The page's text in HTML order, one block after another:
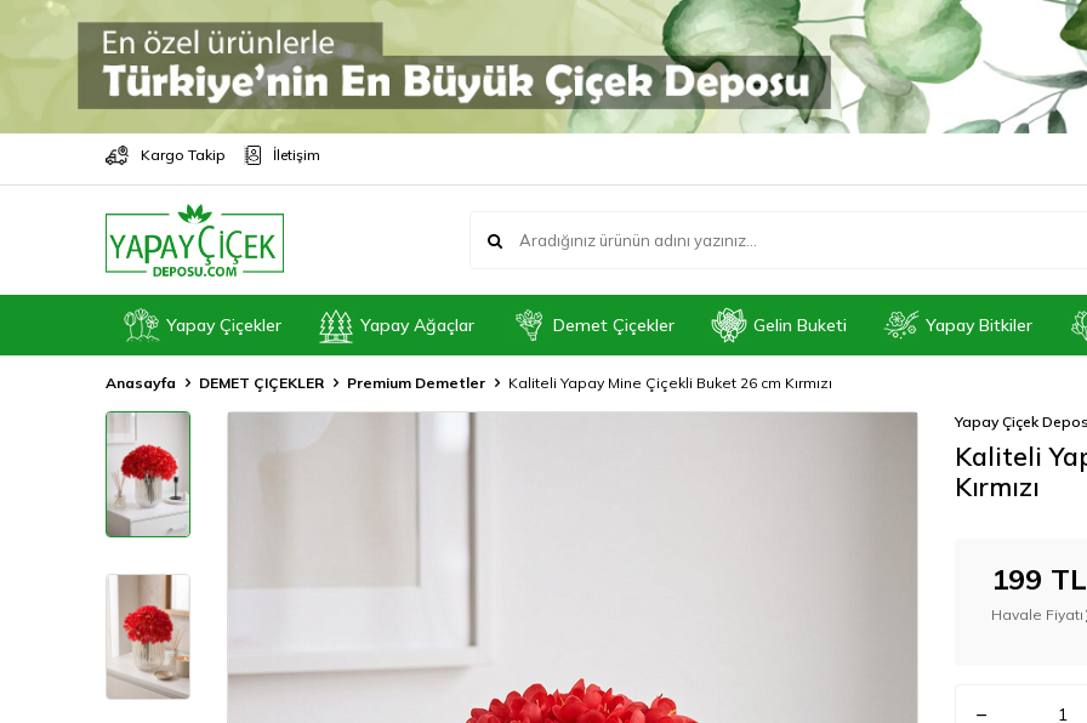
Kargo Takip İletişim
Yapay Çiçekler Yapay Ağaçlar Demet Çiçekler Gelin Buketi Yapay Bitkiler
Anasayfa DEMET ÇIÇEKLER Premium Demetler Kaliteli Yapay Mine Çiçekli Buket 26 cm Kırmızı
Yapay Çiçek
Kaliteli
Kırmızı
199 TL
Havale Fiyatı